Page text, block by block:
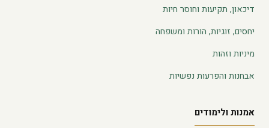
דיכאון, תקיעות וחוסר חיות
יחסים, זוגיות, הורות ומשפחה
מיניות וזהות
אבחנות והפרעות נפשיות
אמנות ולימודים